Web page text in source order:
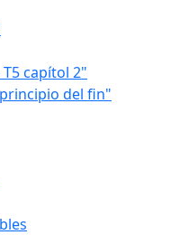
T5 capítol 2"
del fin"